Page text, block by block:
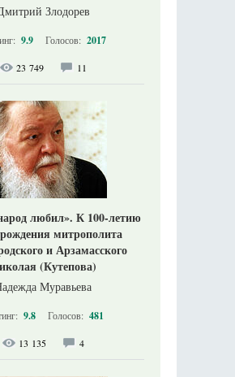
Злодорев
9.9 Голосов: 2017
23 749 11
любил». К 100-летию
митрополита
и Арзамасского
(Кутепова)
Муравьева
9.8 Голосов: 481
13 135 4